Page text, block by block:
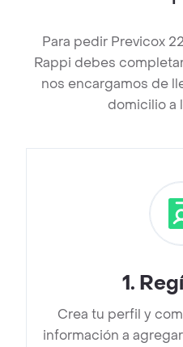
Para pedir Previcox
Rappi debes
nos encargamos de
domicilio a
1.
Crea tu perfil y
información a